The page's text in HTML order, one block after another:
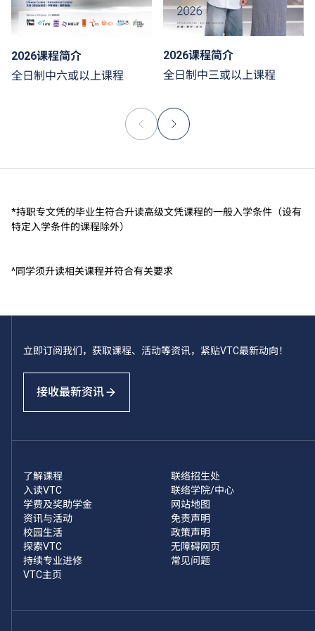
2026课程简介
全日制中六或以上课程
2026课程简介
全日制中三或以上课程
*持职专文凭的毕业生符合升读高级文凭课程的一般入学条件（设有
特定入学条件的课程除外）
^同学须升读相关课程并符合有关要求
立即订阅我们，获取课程、活动等资讯，紧贴VTC最新动向！
接收最新资讯
了解课程
入读VTC
学费及奖助学金
资讯与活动
校园生活
探索VTC
持续专业进修
VTC主页
联络招生处
联络学院/中心
网站地图
免责声明
政策声明
无障碍网页
常见问题